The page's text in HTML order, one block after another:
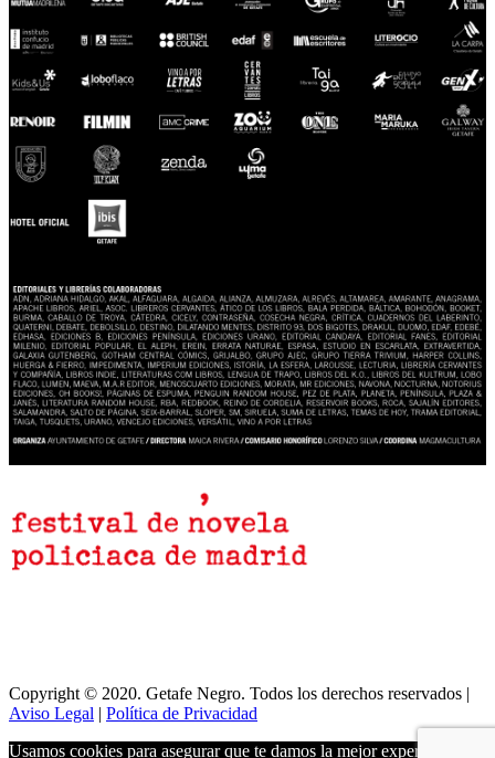
Copyright © 2020. Getafe Negro. Todos los derechos reservados |
Aviso Legal | Política de Privacidad
Usamos cookies para asegurar que te damos la mejor experiencia en